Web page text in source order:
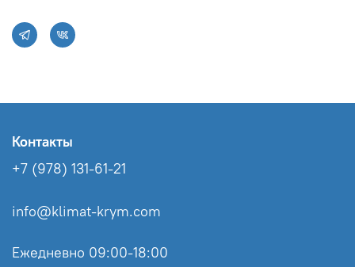
Контакты
+7 (978) 131-61-21
info@klimat-krym.com
Ежедневно 09:00-18:00